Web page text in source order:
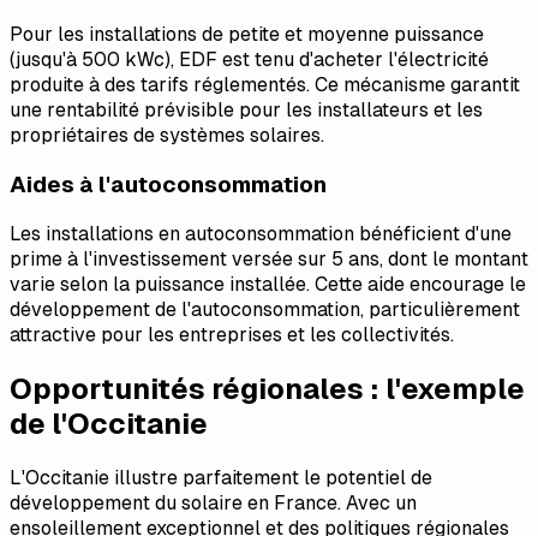
Pour les installations de petite et moyenne puissance
(jusqu'à 500 kWc), EDF est tenu d'acheter l'électricité
produite à des tarifs réglementés. Ce mécanisme garantit
une rentabilité prévisible pour les installateurs et les
propriétaires de systèmes solaires.
Aides à l'autoconsommation
Les installations en autoconsommation bénéficient d'une
prime à l'investissement versée sur 5 ans, dont le montant
varie selon la puissance installée. Cette aide encourage le
développement de l'autoconsommation, particulièrement
attractive pour les entreprises et les collectivités.
Opportunités régionales : l'exemple
de l'Occitanie
L'Occitanie illustre parfaitement le potentiel de
développement du solaire en France. Avec un
ensoleillement exceptionnel et des politiques régionales